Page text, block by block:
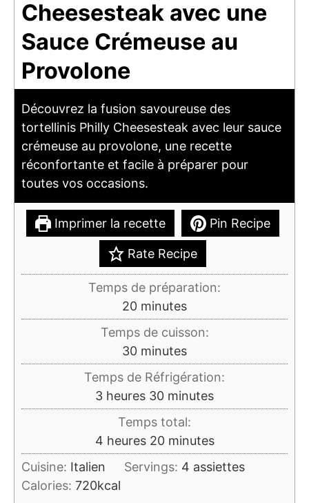
Cheesesteak avec une
Sauce Crémeuse au
Provolone
Découvrez la fusion savoureuse des
tortellinis Philly Cheesesteak avec leur sauce
crémeuse au provolone, une recette
réconfortante et facile à préparer pour
toutes vos occasions.
Imprimer la recette Pin Recipe
Rate Recipe
Temps de préparation:
20minutes
minutes
Temps de cuisson:
30minutes
minutes
Temps de Réfrigération:
3heures
heures 30minutes
minutes
Temps total:
4heures
heures 20minutes
minutes
Cuisine: Italien Servings: 4 assiettes
Calories: 720kcal